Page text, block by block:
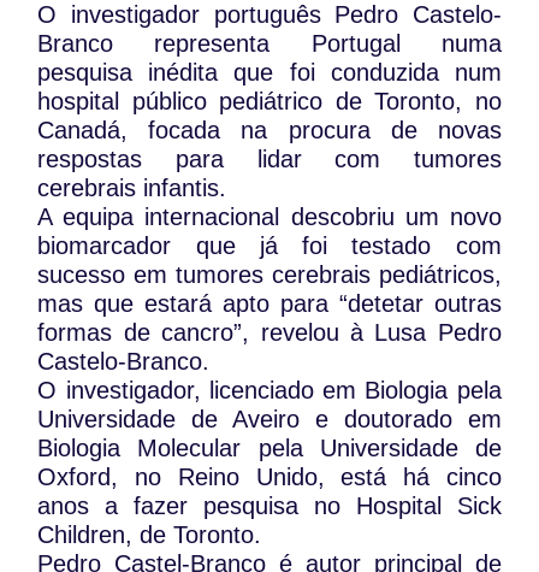
O investigador português Pedro Castelo-
Branco representa Portugal numa
pesquisa inédita que foi conduzida num
hospital público pediátrico de Toronto, no
Canadá, focada na procura de novas
respostas para lidar com tumores
cerebrais infantis.
A equipa internacional descobriu um novo
biomarcador que já foi testado com
sucesso em tumores cerebrais pediátricos,
mas que estará apto para “detetar outras
formas de cancro”, revelou à Lusa Pedro
Castelo-Branco.
O investigador, licenciado em Biologia pela
Universidade de Aveiro e doutorado em
Biologia Molecular pela Universidade de
Oxford, no Reino Unido, está há cinco
anos a fazer pesquisa no Hospital Sick
Children, de Toronto.
Pedro Castel-Branco é autor principal de